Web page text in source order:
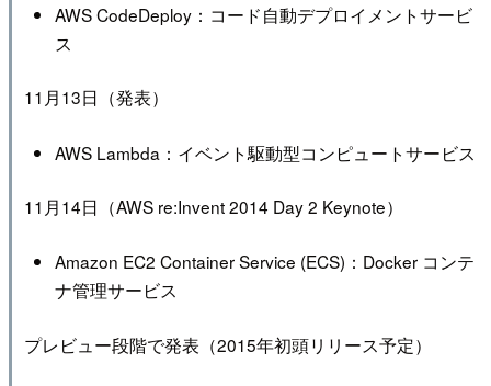
AWS CodeDeploy：コード自動デプロイメントサービ
ス
11月13日（発表）
AWS Lambda：イベント駆動型コンピュートサービス
11月14日（AWS re:Invent 2014 Day 2 Keynote）
Amazon EC2 Container Service (ECS)：Docker コンテ
ナ管理サービス
プレビュー段階で発表（2015年初頭リリース予定）